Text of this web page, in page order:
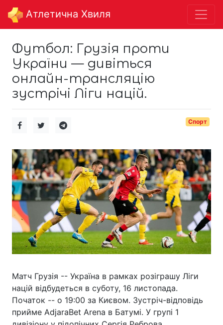
Aтлетична Хвиля
Футбол: Грузія проти
України — дивіться
онлайн-трансляцію
зустрічі Ліги націй.
Спорт
Матч Грузія -- Україна в рамках розіграшу Ліги
націй відбудеться в суботу, 16 листопада.
Початок -- о 19:00 за Києвом. Зустріч-відповідь
прийме AdjaraBet Arena в Батумі. У групі 1